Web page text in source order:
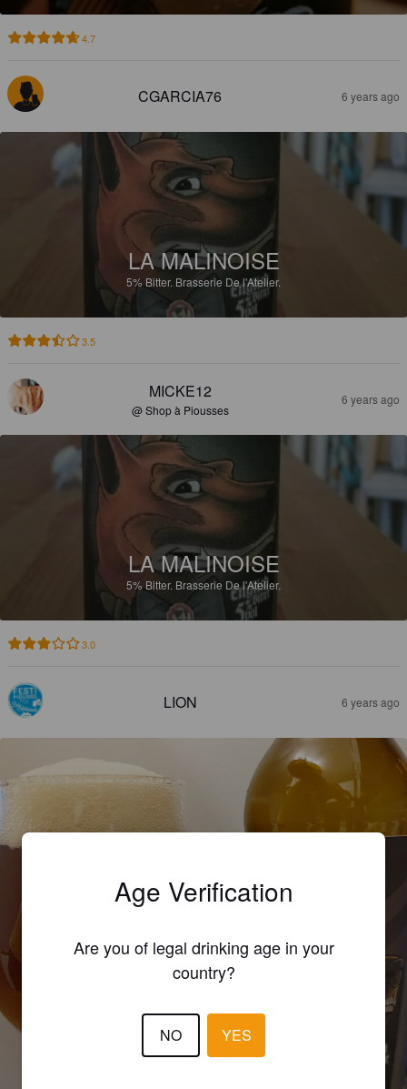
4.7
CGARCIA76 6 years ago
LA MALINOISE
5% Bitter. Brasserie De l'Atelier.
3.5
MICKE12
@ Shop à Piousses
6 years ago
LA MALINOISE
5% Bitter. Brasserie De l'Atelier.
3.0
LION 6 years ago
Age Verification
Are you of legal drinking age in your
country?
NO YES